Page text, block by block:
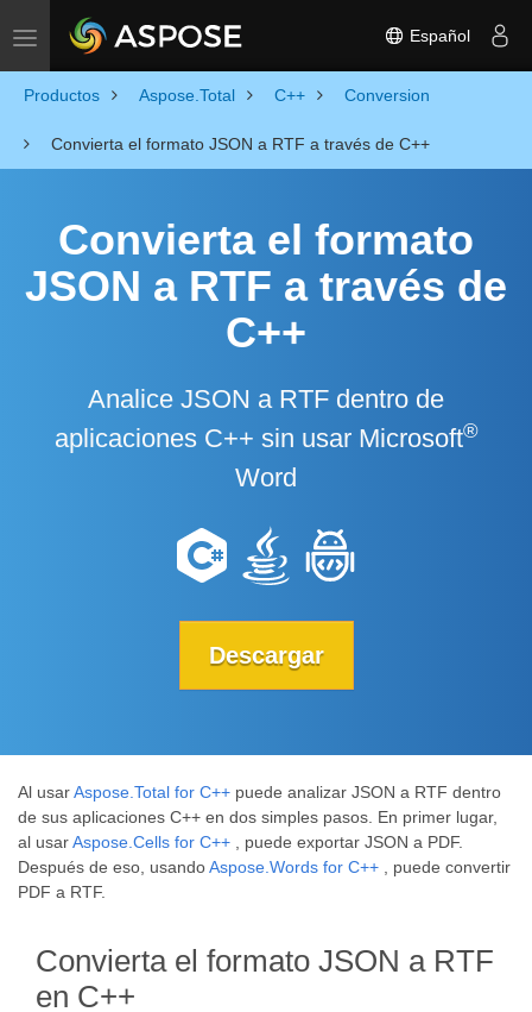
Toggle navigation Español
Productos Aspose.Total C++ Conversion
Convierta el formato JSON a RTF a través de C++
Convierta el formato
JSON a RTF a través de
C++
Analice JSON a RTF dentro de
aplicaciones C++ sin usar Microsoft®
Word
Descargar
Al usarAspose.Total for C++ puede analizar JSON a RTF dentro
de sus aplicaciones C++ en dos simples pasos. En primer lugar,
al usarAspose.Cells for C++ , puede exportar JSON a PDF.
Después de eso, usandoAspose.Words for C++ , puede convertir
PDF a RTF.
Convierta el formato JSON a RTF
en C++